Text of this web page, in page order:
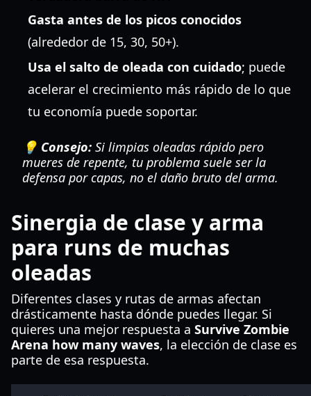
Gasta antes de los picos conocidos
(alrededor de 15, 30, 50+).
Usa el salto de oleada con cuidado; puede
acelerar el crecimiento más rápido de lo que
tu economía puede soportar.
💡 Consejo: Si limpias oleadas rápido pero
mueres de repente, tu problema suele ser la
defensa por capas, no el daño bruto del arma.
Sinergia de clase y arma
para runs de muchas
oleadas
Diferentes clases y rutas de armas afectan
drásticamente hasta dónde puedes llegar. Si
quieres una mejor respuesta a Survive Zombie
Arena how many waves, la elección de clase es
parte de esa respuesta.